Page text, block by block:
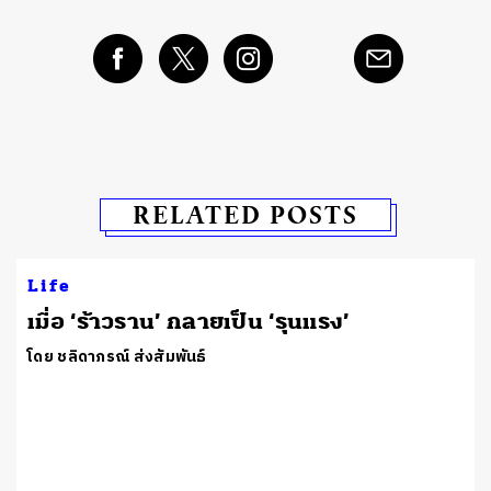
RELATED POSTS
Life
เมื่อ ‘ร้าวราน’ กลายเป็น ‘รุนแรง’
โดย ชลิดาภรณ์ ส่งสัมพันธ์